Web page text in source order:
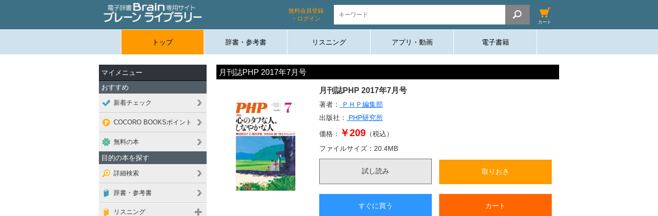
無料会員登録
・ログイン
カート
トップ 辞書・参考書 リスニング アプリ・動画 電子書籍
月刊誌PHP 2017年7月号
月刊誌PHP 2017年7月号
著者：
ＰＨＰ編集部
出版社：
PHP研究所
価格： ￥209 （税込）
ファイルサイズ： 20.4MB
試し読み 取りおき
すぐに買う カート
マイメニュー
おすすめ
新着チェック
COCORO BOOKSポイント
無料の本
目的の本を探す
詳細検索
辞書・参考書
リスニング